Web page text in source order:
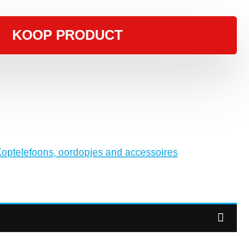
KOOP PRODUCT
oordopjes and accessoires